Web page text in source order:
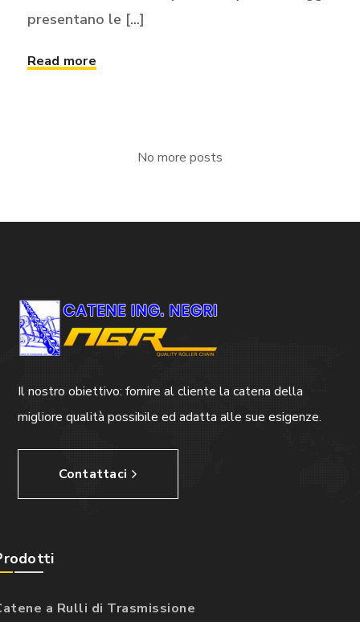
presentano le [...]
Read more
No more posts
Il nostro obiettivo: fornire al cliente la catena della
migliore qualità possibile ed adatta alle sue esigenze.
Contattaci
a Rulli di Trasmissione